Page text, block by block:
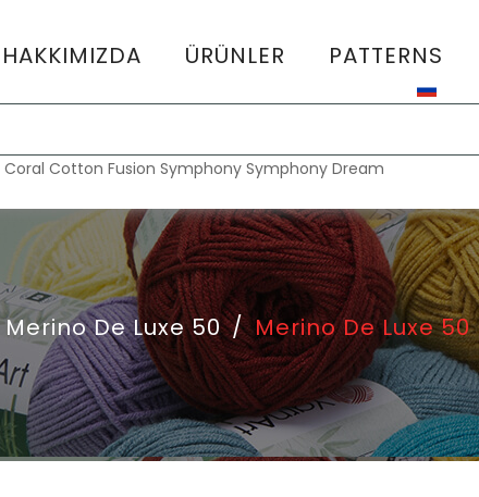
HAKKIMIZDA ÜRÜNLER PATTERNS
Coral Cotton Fusion Symphony Symphony Dream
Merino De Luxe 50 / Merino De Luxe 50